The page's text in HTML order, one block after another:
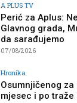
A PLUS TV
Perić za Aplus:
Glavnog grada,
da sarađujemo
07/08/2026
Hronika
Osumnjičenog
mjesec i po traže